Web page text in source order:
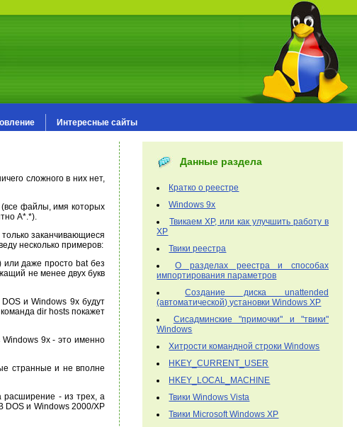
Интересные сайты
сложного в них нет,
файлы, имя которых
A*.*).
заканчивающиеся
несколько примеров:
или даже просто bat без
не менее двух букв
и Windows 9x будут
dir hosts покажет
Windows 9x - это именно
странные и не вполне
расширение - из трех, а
DOS и Windows 2000/XP
Данные раздела
Кратко о реестре
Windows 9x
Твикаем XP, или как улучшить работу в
XP
Твики реестра
О разделах реестра и способах
импортирования параметров
Создание диска unattended
(автоматической) установки Windows XP
Сисадминские "примочки" и "твики"
Windows
Хитрости командной строки Windows
HKEY_CURRENT_USER
HKEY_LOCAL_MACHINE
Твики Windows Vista
Твики Microsoft Windows XP